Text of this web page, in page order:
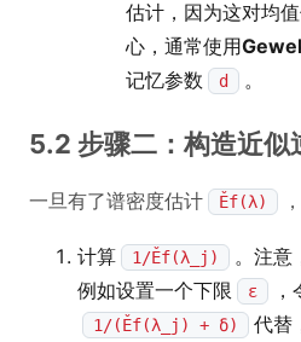
估计，因为这对均
心，通常使用
记忆参数
d 。
5.2 步骤二：构造近似
一旦有了谱密度估计 Ěf(λ)
计算 1/Ěf(λ_j) 。注意
例如设置一个下限
ε ，
1/(Ěf(λ_j) + δ) 代替